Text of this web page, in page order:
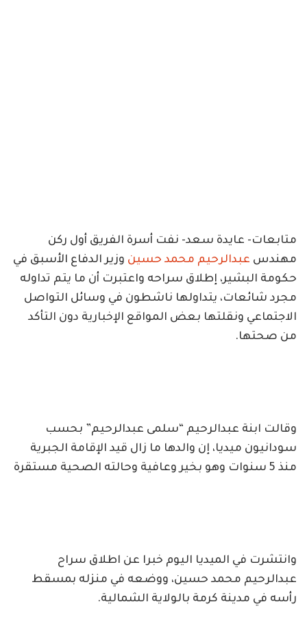
متابعات- عايدة سعد- نفت أسرة الفريق أول ركن
مهندس عبدالرحيم محمد حسين وزير الدفاع الأسبق في
حكومة البشير، إطلاق سراحه واعتبرت أن ما يتم تداوله
مجرد شائعات، يتداولها ناشطون في وسائل التواصل
الاجتماعي ونقلتها بعض المواقع الإخبارية دون التأكد
من صحتها.
وقالت ابنة عبدالرحيم “سلمى عبدالرحيم” بحسب
سودانيون ميديا، إن والدها ما زال قيد الإقامة الجبرية
منذ 5 سنوات وهو بخير وعافية وحالته الصحية مستقرة
وانتشرت في الميديا اليوم خبرا عن اطلاق سراح
عبدالرحيم محمد حسين، ووضعه في منزله بمسقط
رأسه في مدينة كرمة بالولاية الشمالية.